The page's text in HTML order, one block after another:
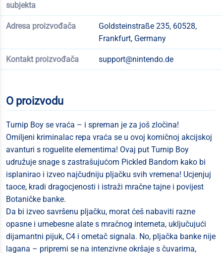
subjekta
Adresa proizvođača
Goldsteinstraße 235, 60528,
Frankfurt, Germany
Kontakt proizvođača support@nintendo.de
O proizvodu
Turnip Boy se vraća – i spreman je za još zločina!
Omiljeni kriminalac repa vraća se u ovoj komičnoj akcijskoj
avanturi s roguelite elementima! Ovaj put Turnip Boy
udružuje snage s zastrašujućom Pickled Bandom kako bi
isplanirao i izveo najčudniju pljačku svih vremena! Ucjenjuj
taoce, kradi dragocjenosti i istraži mračne tajne i povijest
Botaničke banke.
Da bi izveo savršenu pljačku, morat ćeš nabaviti razne
opasne i urnebesne alate s mračnog interneta, uključujući
dijamantni pijuk, C4 i ometač signala. No, pljačka banke nije
lagana – pripremi se na intenzivne okršaje s čuvarima,